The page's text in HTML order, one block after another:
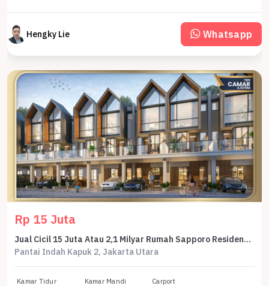
Hengky Lie Whatsapp
Rp 15 Juta
Jual Cicil 15 Juta Atau 2,1 Milyar Rumah Sapporo Residences Samping Pasir Putih Villa Pik2 - Sell House Sapporo Side Of Pasir Putih Villa Pik 2
Pantai Indah Kapuk 2, Jakarta Utara
Kamar Tidur Kamar Mandi Carport